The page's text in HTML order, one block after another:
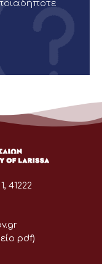
41222
pdf)